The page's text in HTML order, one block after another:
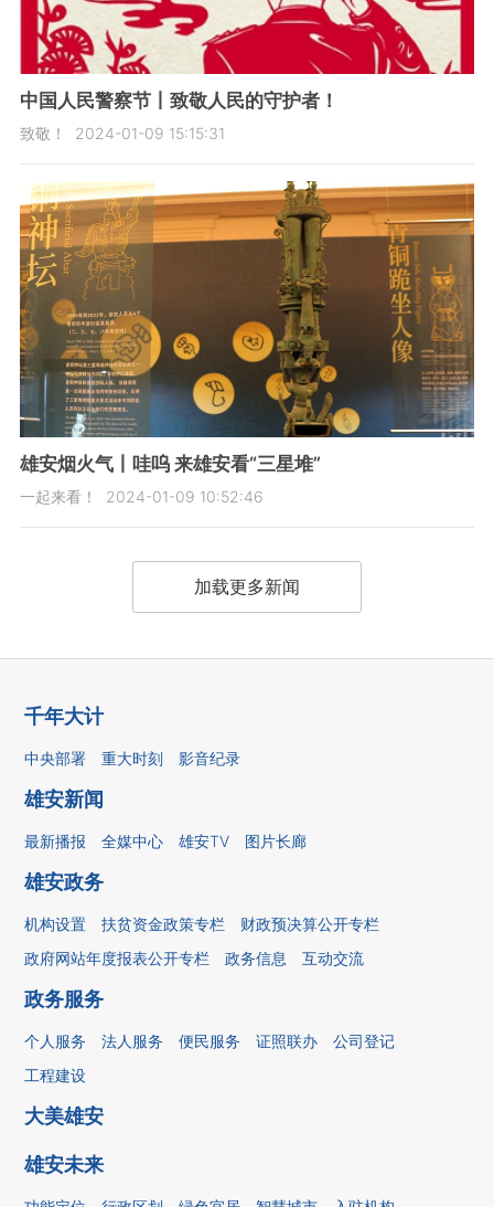
中国人民警察节丨致敬人民的守护者！
致敬！ 2024-01-09 15:15:31
雄安烟火气丨哇呜 来雄安看“三星堆”
一起来看！ 2024-01-09 10:52:46
加载更多新闻
千年大计
中央部署 重大时刻 影音纪录
雄安新闻
最新播报 全媒中心 雄安TV 图片长廊
雄安政务
机构设置 扶贫资金政策专栏
财政预决算公开专栏
政府网站年度报表公开专栏
政务信息 互动交流
政务服务
个人服务 法人服务 便民服务 证照联办
公司登记
工程建设
大美雄安
雄安未来